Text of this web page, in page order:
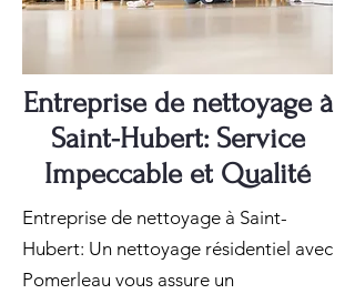
Entreprise de nettoyage à
Saint-Hubert: Service
Impeccable et Qualité
Entreprise de nettoyage à Saint-
Hubert: Un nettoyage résidentiel avec
Pomerleau vous assure un